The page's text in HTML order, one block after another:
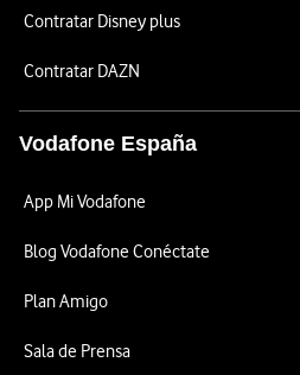
Contratar Disney plus
Contratar DAZN
Vodafone España
App Mi Vodafone
Blog Vodafone Conéctate
Plan Amigo
Sala de Prensa